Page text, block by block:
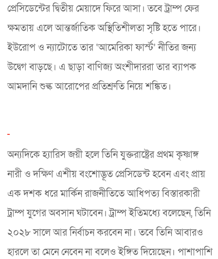
প্রেসিডেন্টের দ্বিতীয় মেয়াদে ফিরে আসা। তবে ট্রাম্প ফের
ক্ষমতায় এলে আন্তর্জাতিক অস্থিতিশীলতা সৃষ্টি হতে পারে।
ইউরোপ ও ন্যাটোতে তার ‘আমেরিকা ফার্স্ট’ নীতির জন্য
উদ্বেগ বাড়ছে। এ ছাড়া বাণিজ্য অংশীদাররা তার ব্যাপক
আমদানি শুল্ক আরোপের প্রতিশ্রুতি নিয়ে শঙ্কিত।
অন্যদিকে হ্যারিস জয়ী হলে তিনি যুক্তরাষ্ট্রের প্রথম কৃষ্ণাঙ্গ
নারী ও দক্ষিণ এশীয় বংশোদ্ভূত প্রেসিডেন্ট হবেন এবং প্রায়
এক দশক ধরে মার্কিন রাজনীতিতে আধিপত্য বিস্তারকারী
ট্রাম্প যুগের অবসান ঘটাবেন। ট্রাম্প ইতিমধ্যে বলেছেন, তিনি
২০২৮ সালে আর নির্বাচন করবেন না। তবে তিনি আবারও
হারলে তা মেনে নেবেন না বলেও ইঙ্গিত দিয়েছেন। পাশাপাশি